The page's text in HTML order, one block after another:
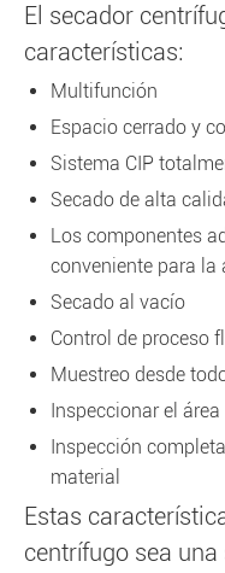
El secador
características:
Multifunción
Espacio cerrado y
Sistema CIP
Secado de alta
Los componentes
conveniente para la
Secado al vacío
Control de proceso
Muestreo desde
Inspeccionar el
Inspección
material
Estas
centrífugo sea